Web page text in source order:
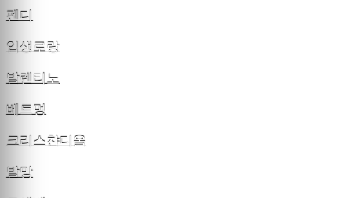
펜디
입생로랑
발렌티노
베트멍
크리스챤디올
발망